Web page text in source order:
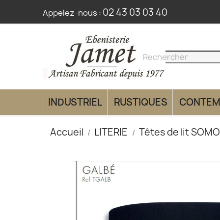
Appelez-nous : 02 43 03 03 40
clear
INDUSTRIEL RUSTIQUES
Accueil LITERIE Têtes de lit